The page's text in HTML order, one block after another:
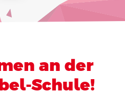
an der
Schule!